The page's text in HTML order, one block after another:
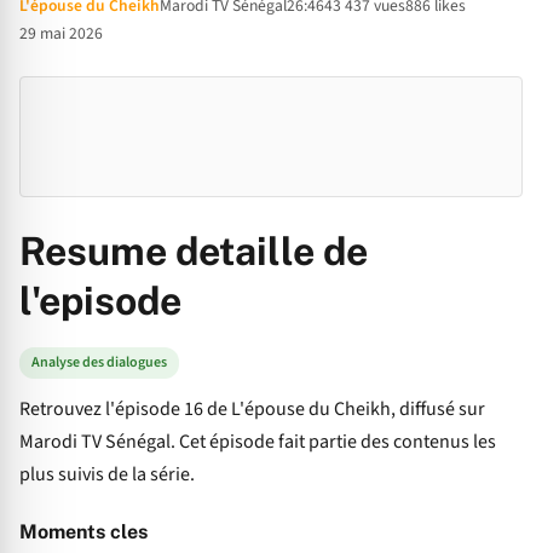
L'épouse du CheikhMarodi TV Sénégal26:4643 437 vues886 likes
29 mai 2026
Resume detaille de
l'episode
Analyse des dialogues
Retrouvez l'épisode 16 de L'épouse du Cheikh, diffusé sur
Marodi TV Sénégal. Cet épisode fait partie des contenus les
plus suivis de la série.
Moments cles